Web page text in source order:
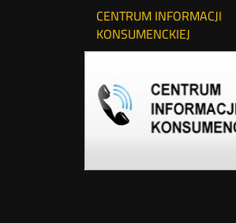
CENTRUM INFORMACJI
KONSUMENCKIEJ